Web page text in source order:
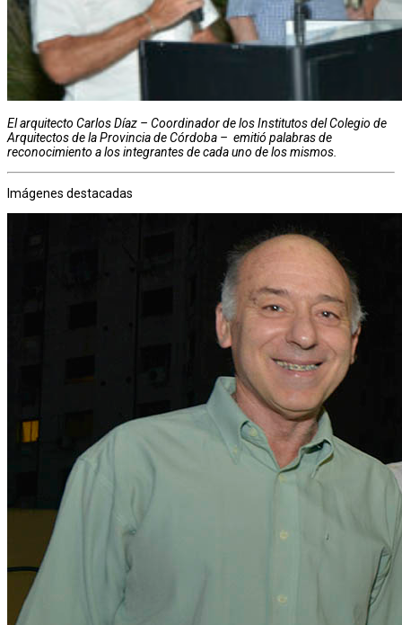
El arquitecto Carlos Díaz – Coordinador de los Institutos del Colegio de
Arquitectos de la Provincia de Córdoba – emitió palabras de
reconocimiento a los integrantes de cada uno de los mismos.
Imágenes destacadas